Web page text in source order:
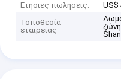
Ετήσιες πωλήσεις:
US$
Τοποθεσία
εταιρείας